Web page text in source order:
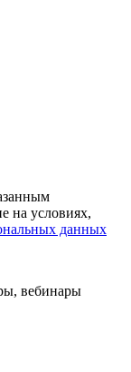
на условиях,
данных
вебинары